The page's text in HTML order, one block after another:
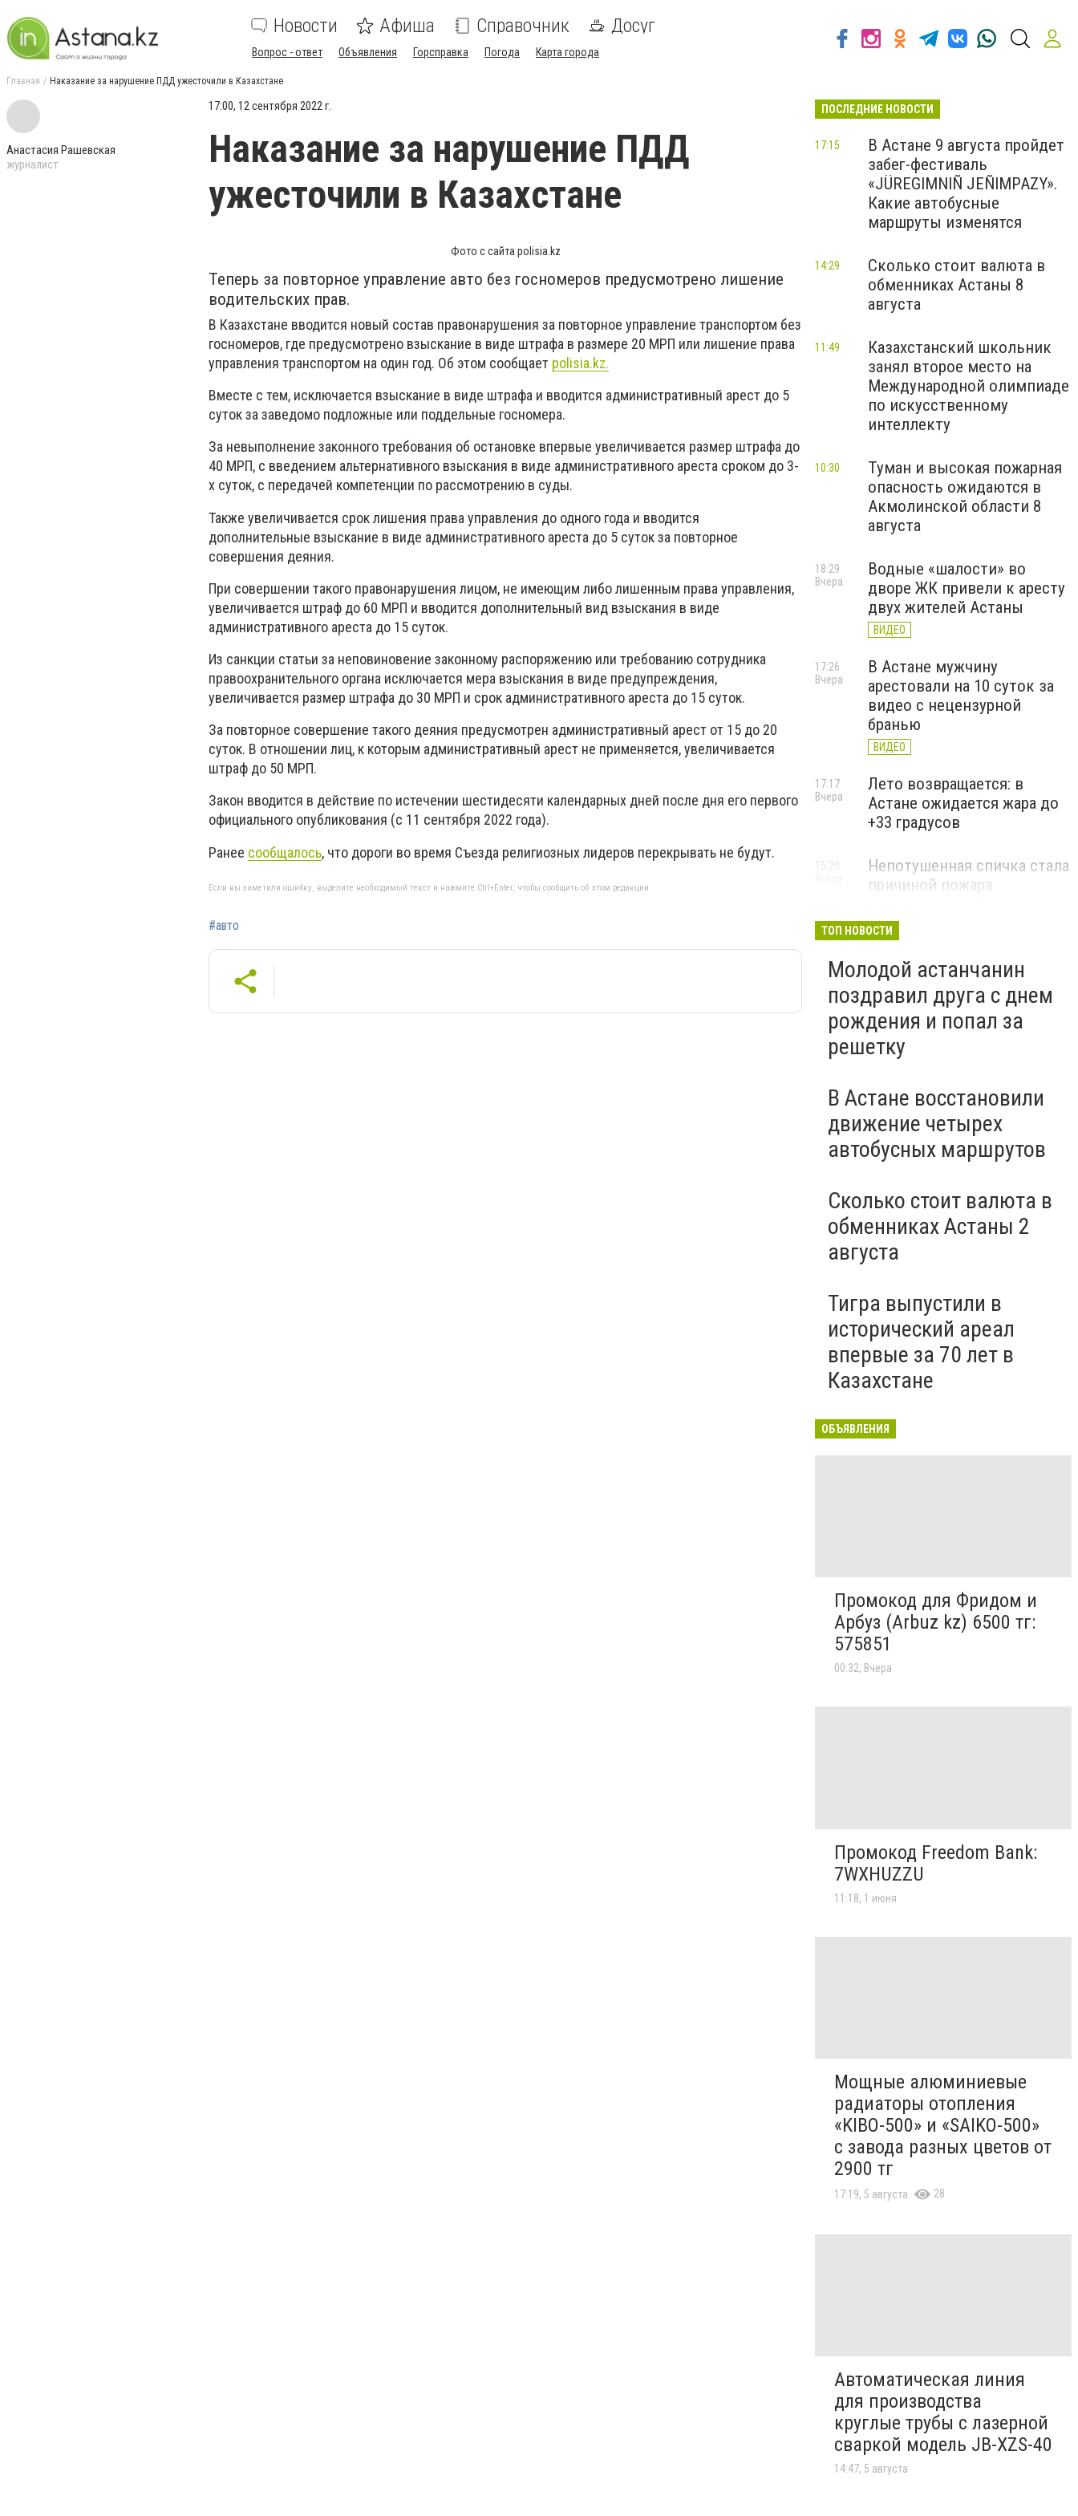
Новости Афиша Справочник Досуг
Вопрос - ответ Объявления Горсправка Погода Карта города
Главная Наказание за нарушение ПДД ужесточили в Казахстане
Анастасия Рашевская
журналист
17:00, 12 сентября 2022 г.
Наказание за нарушение ПДД
ужесточили в Казахстане
Фото с сайта polisia.kz
Теперь за повторное управление авто без госномеров предусмотрено лишение
водительских прав.
В Казахстане вводится новый состав правонарушения за повторное управление транспортом без
госномеров, где предусмотрено взыскание в виде штрафа в размере 20 МРП или лишение права
управления транспортом на один год. Об этом сообщает polisia.kz.
Вместе с тем, исключается взыскание в виде штрафа и вводится административный арест до 5
суток за заведомо подложные или поддельные госномера.
За невыполнение законного требования об остановке впервые увеличивается размер штрафа до
40 МРП, с введением альтернативного взыскания в виде административного ареста сроком до 3-
х суток, с передачей компетенции по рассмотрению в суды.
Также увеличивается срок лишения права управления до одного года и вводится
дополнительные взыскание в виде административного ареста до 5 суток за повторное
совершения деяния.
При совершении такого правонарушения лицом, не имеющим либо лишенным права управления,
увеличивается штраф до 60 МРП и вводится дополнительный вид взыскания в виде
административного ареста до 15 суток.
Из санкции статьи за неповиновение законному распоряжению или требованию сотрудника
правоохранительного органа исключается мера взыскания в виде предупреждения,
увеличивается размер штрафа до 30 МРП и срок административного ареста до 15 суток.
За повторное совершение такого деяния предусмотрен административный арест от 15 до 20
суток. В отношении лиц, к которым административный арест не применяется, увеличивается
штраф до 50 МРП.
Закон вводится в действие по истечении шестидесяти календарных дней после дня его первого
официального опубликования (с 11 сентября 2022 года).
Ранее сообщалось, что дороги во время Съезда религиозных лидеров перекрывать не будут.
Если вы заметили ошибку, выделите необходимый текст и нажмите Ctrl+Enter, чтобы сообщить об этом редакции
#авто
ПОСЛЕДНИЕ НОВОСТИ
В Астане 9 августа пройдет
забег-фестиваль
«JÜREGIMNIÑ JEÑIMPAZY».
Какие автобусные
маршруты изменятся
17:15
Сколько стоит валюта в
обменниках Астаны 8
августа
14:29
Казахстанский школьник
занял второе место на
Международной олимпиаде
по искусственному
интеллекту
11:49
Туман и высокая пожарная
опасность ожидаются в
Акмолинской области 8
августа
10:30
Водные «шалости» во
дворе ЖК привели к аресту
двух жителей Астаны
ВИДЕО
18:29
Вчера
В Астане мужчину
арестовали на 10 суток за
видео с нецензурной
бранью
ВИДЕО
17:26
Вчера
Лето возвращается: в
Астане ожидается жара до
+33 градусов
17:17
Вчера
Непотушенная спичка стала
причиной пожара
15:20
ТОП НОВОСТИ
Молодой астанчанин
поздравил друга с днем
рождения и попал за
решетку
В Астане восстановили
движение четырех
автобусных маршрутов
Сколько стоит валюта в
обменниках Астаны 2
августа
Тигра выпустили в
исторический ареал
впервые за 70 лет в
Казахстане
ОБЪЯВЛЕНИЯ
Промокод для Фридом и
Арбуз (Arbuz kz) 6500 тг:
575851
00:32, Вчера
Промокод Freedom Bank:
7WXHUZZU
11:18, 1 июня
Мощные алюминиевые
радиаторы отопления
«KIBO-500» и «SAIKO-500»
с завода разных цветов от
2900 тг
17:19, 5 августа 28
Автоматическая линия
для производства
круглые трубы с лазерной
сваркой модель JB-XZS-40
14:47, 5 августа